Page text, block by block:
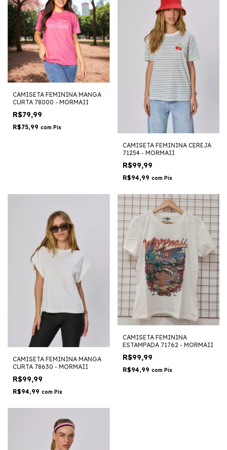
CAMISETA FEMININA MANGA
CURTA 78000 - MORMAII
R$79,99
R$75,99 com Pix
CAMISETA FEMININA CEREJA
71254 - MORMAII
R$99,99
R$94,99 com Pix
CAMISETA FEMININA MANGA
CURTA 78630 - MORMAII
R$99,99
R$94,99 com Pix
CAMISETA FEMININA
ESTAMPADA 71762 - MORMAII
R$99,99
R$94,99 com Pix